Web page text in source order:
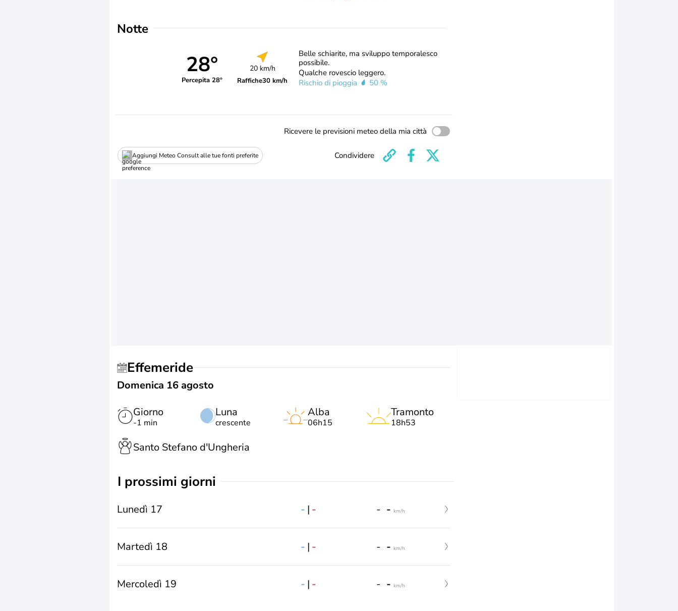
Notte
28°
Percepita 28°
20 km/h
Raffiche30 km/h
Belle schiarite, ma sviluppo temporalesco
possibile.
Qualche rovescio leggero.
Rischio di pioggia
50 %
Ricevere le previsioni meteo della mia città
Aggiungi Meteo Consult alle tue fonti preferite Condividere
Effemeride
Domenica 16 agosto
Giorno
-1 min
Luna
crescente
Alba
06h15
Tramonto
18h53
Santo Stefano d'Ungheria
i prossimi giorni
Lunedì 17 - | - - - km/h
Martedì 18 - | - - - km/h
Mercoledì 19 - | - - - km/h